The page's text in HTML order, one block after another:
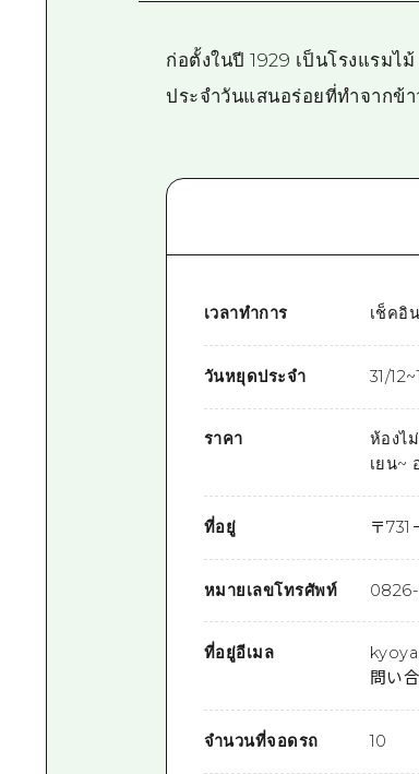
ก่อตั้งในปี 1929 เป็นโรงแรม
ประจำวันแสนอร่อยที่ทำจากข้
เวลาทำการ เช็คอิ
วันหยุดประจำ 31/
ราคา
ห้องไ
เยน~
ที่อยู่ 〒731
หมายเลขโทรศัพท์
ที่อยู่อีเมล
問い
จำนวนที่จอดรถ 10